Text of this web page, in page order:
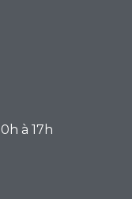
à 17h